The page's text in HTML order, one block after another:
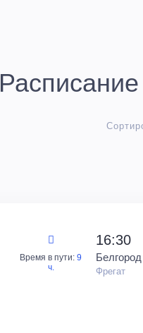
Время в пути: 9
ч.
16:30
Белгород
Фрегат